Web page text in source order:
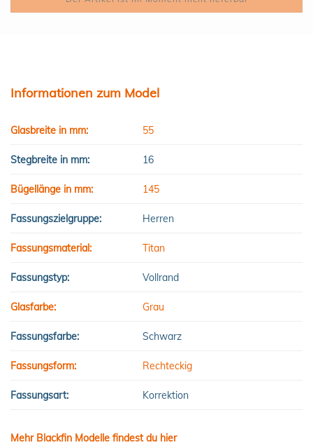
Informationen zum Model
Glasbreite in mm: 55
Stegbreite in mm: 16
Bügellänge in mm: 145
Fassungszielgruppe: Herren
Fassungsmaterial: Titan
Fassungstyp: Vollrand
Glasfarbe: Grau
Fassungsfarbe: Schwarz
Fassungsform: Rechteckig
Fassungsart: Korrektion
Mehr Blackfin Modelle findest du hier